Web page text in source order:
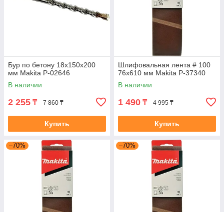
Бур по бетону 18x150x200
мм Makita P-02646
В наличии
2 255 ₸ 7 860 ₸
Купить
Шлифовальная лента # 100
76x610 мм Makita P-37340
В наличии
1 490 ₸ 4 995 ₸
Купить
–70% –70%